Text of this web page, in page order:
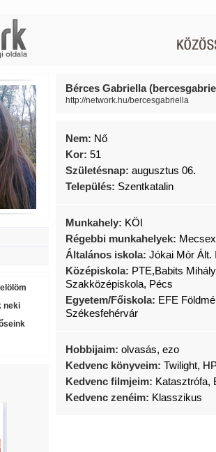
neki
Bérces Gabriella
http://network.hu/bercesgabriella
Nem: Nő
Kor: 51
Születésnap: augusztus 06.
Település: Szentkatalin
Munkahely: KÖI
Régebbi munkahelyek:
Általános iskola: Jókai Mór Ált.
Középiskola: PTE,Babits
Szakközépiskola, Pécs
Egyetem/Főiskola: EFE
Székesfehérvár
Hobbijaim: olvasás, ezo
Kedvenc könyveim: Twilight,
Kedvenc filmjeim: Katasztrófa,
Kedvenc zenéim: Klasszikus